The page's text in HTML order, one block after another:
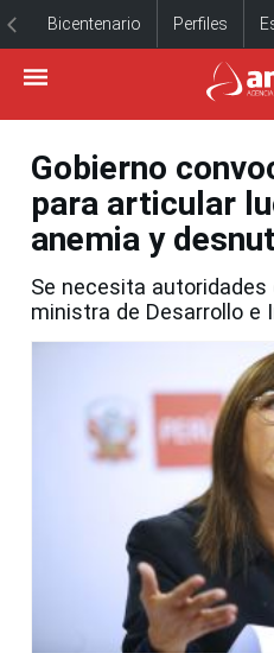
Bicentenario Perfiles
Gobierno
para articular
anemia y
Se necesita
ministra de Desarrollo e